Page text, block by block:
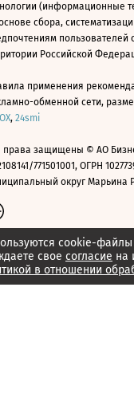
cookie-
свое согласие на
в отношении
(информационные
сбора,
пользователей
Российской
применения
обменной сети,
, 24smi
права защищены © АО
771501001, ОГРН
округ Марьина